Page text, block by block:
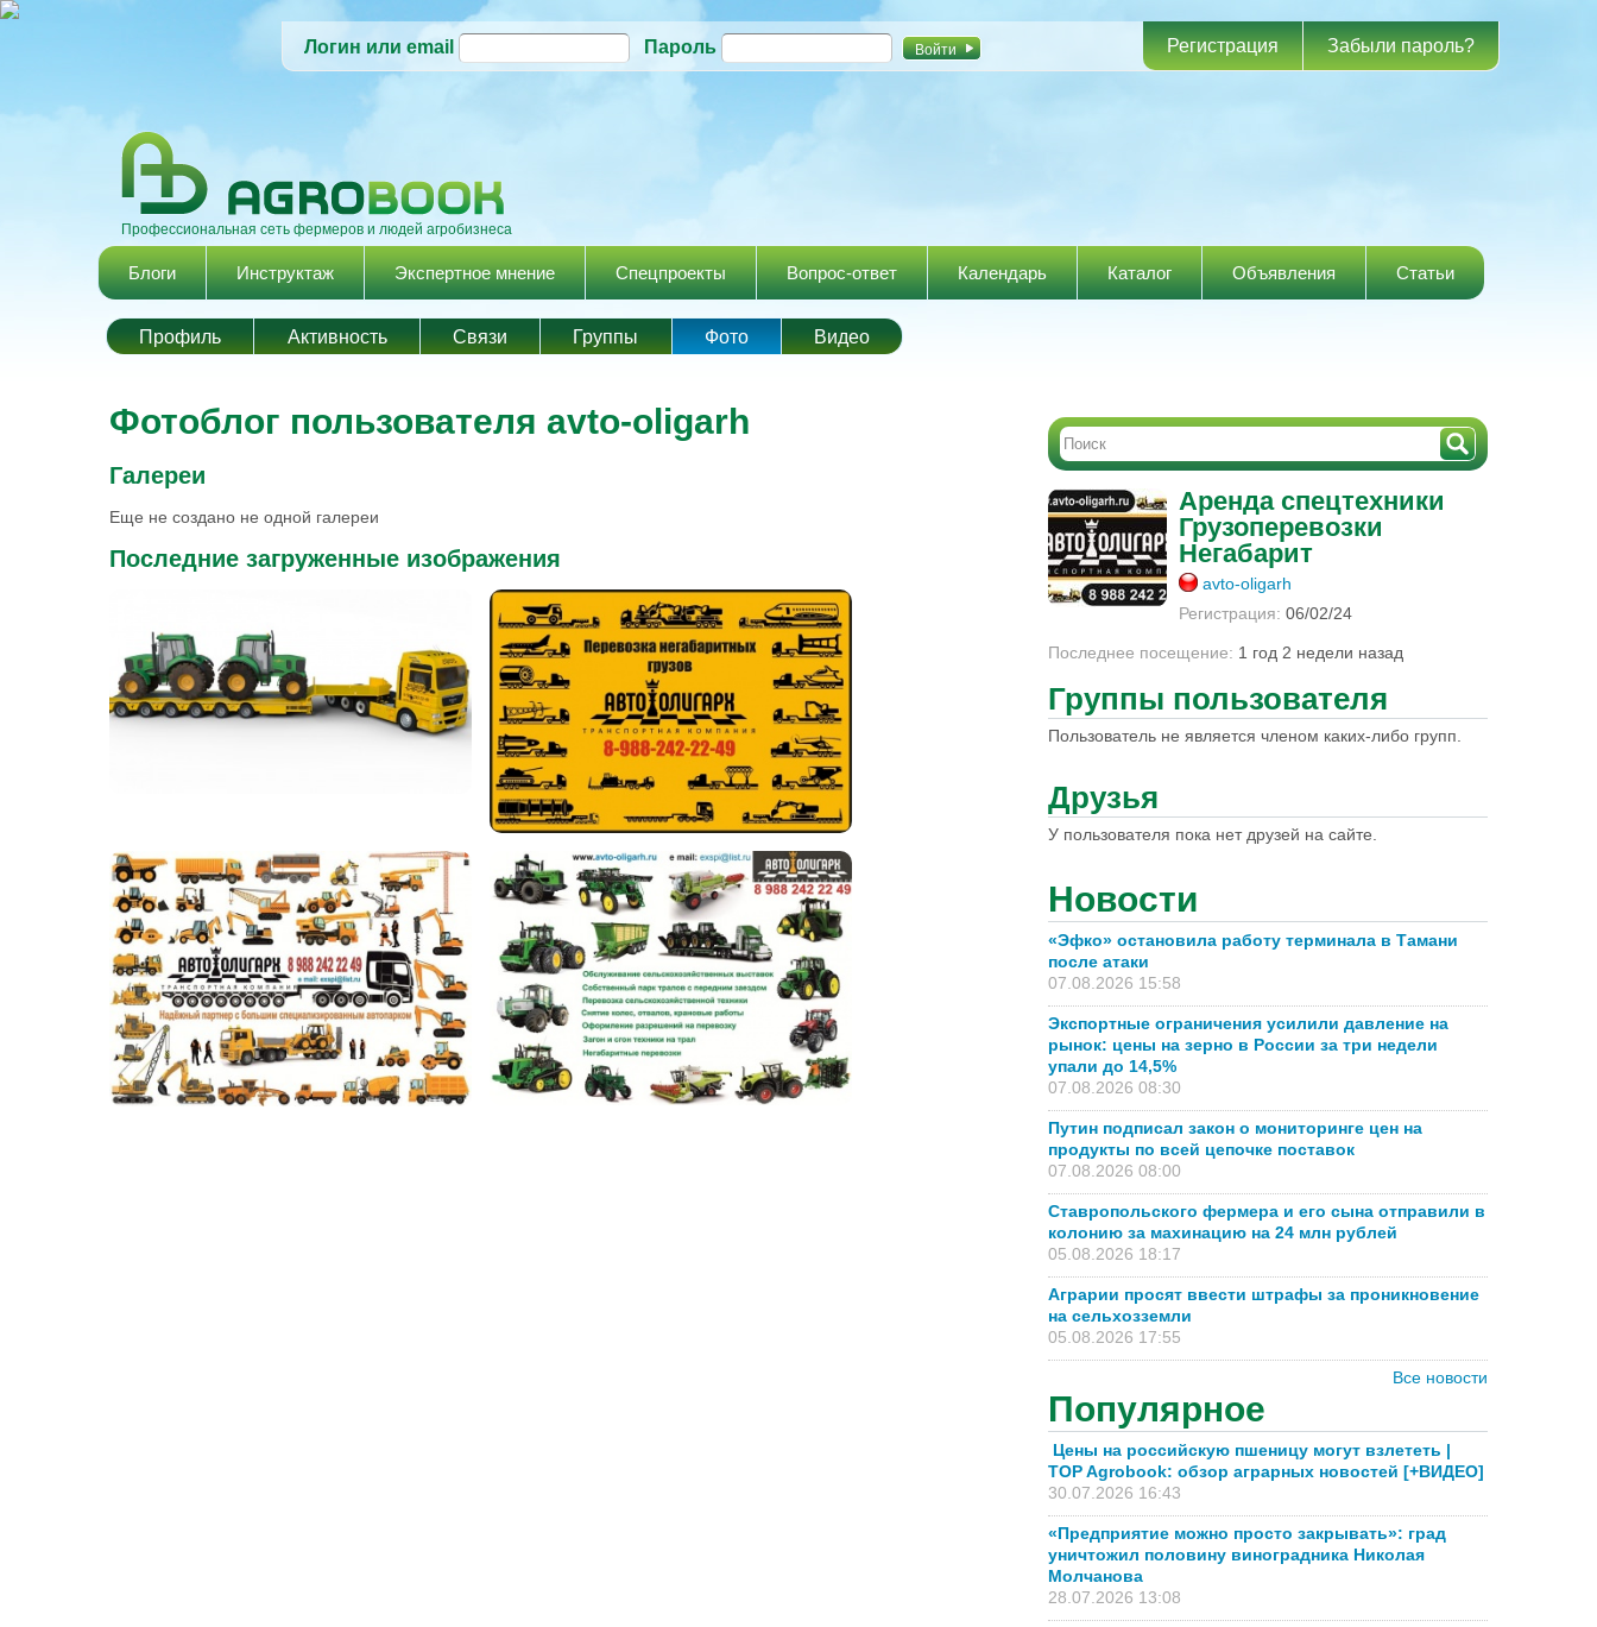
Перейти к
содержанию
Логин или email Пароль Регистрация Забыли пароль?
Профессиональная сеть фермеров и людей агробизнеса
Главное меню
Блоги Инструктаж Экспертное мнение Спецпроекты Вопрос-ответ Календарь Каталог Объявления Статьи
Профиль Активность Cвязи Группы Фото Видео
Фотоблог пользователя avto-oligarh
Галереи
Еще не создано не одной галереи
Последние загруженные изображения
Аренда спецтехники
Грузоперевозки
Негабарит
avto-oligarh
Регистрация: 06/02/24
Последнее посещение: 1 год 2 недели назад
Группы пользователя
Пользователь не является членом каких-либо групп.
Друзья
У пользователя пока нет друзей на сайте.
Новости
«Эфко» остановила работу терминала в Тамани
после атаки
07.08.2026 15:58
Экспортные ограничения усилили давление на
рынок: цены на зерно в России за три недели
упали до 14,5%
07.08.2026 08:30
Путин подписал закон о мониторинге цен на
продукты по всей цепочке поставок
07.08.2026 08:00
Ставропольского фермера и его сына отправили в
колонию за махинацию на 24 млн рублей
05.08.2026 18:17
Аграрии просят ввести штрафы за проникновение
на сельхозземли
05.08.2026 17:55
Все новости
Популярное
Цены на российскую пшеницу могут взлететь |
TOP Agrobook: обзор аграрных новостей [+ВИДЕО]
30.07.2026 16:43
«Предприятие можно просто закрывать»: град
уничтожил половину виноградника Николая
Молчанова
28.07.2026 13:08